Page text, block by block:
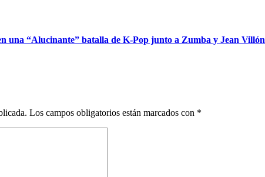
una “Alucinante” batalla de K-Pop junto a Zumba y Jean Villón
Los campos obligatorios están marcados con *